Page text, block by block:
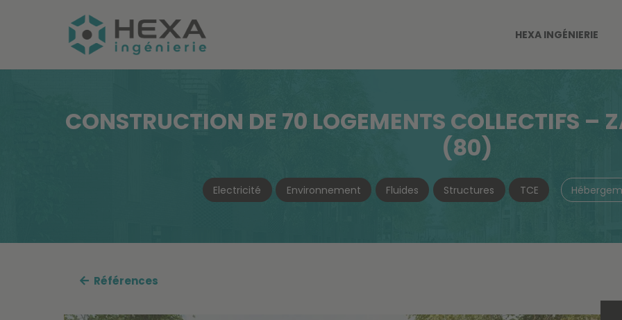
HEXA INGÉNIERIE
CONSTRUCTION DE 70 LOGEMENTS COLLECTIFS –
(80)
Electricité Environnement Fluides Structures TCE
Références